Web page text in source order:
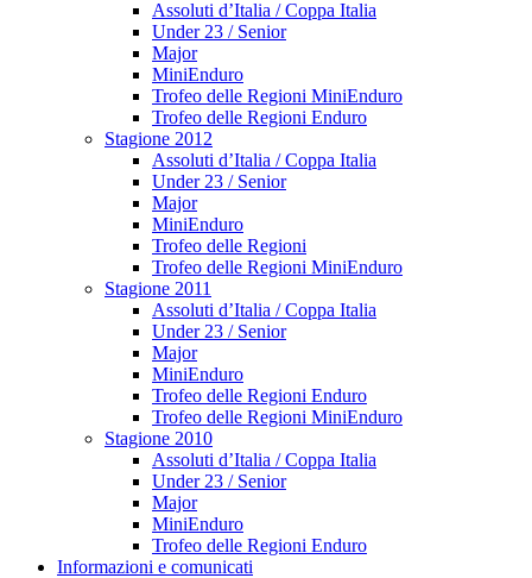
Assoluti d’Italia / Coppa Italia
Under 23 / Senior
Major
MiniEnduro
Trofeo delle Regioni MiniEnduro
Trofeo delle Regioni Enduro
Stagione 2012
Assoluti d’Italia / Coppa Italia
Under 23 / Senior
Major
MiniEnduro
Trofeo delle Regioni
Trofeo delle Regioni MiniEnduro
Stagione 2011
Assoluti d’Italia / Coppa Italia
Under 23 / Senior
Major
MiniEnduro
Trofeo delle Regioni Enduro
Trofeo delle Regioni MiniEnduro
Stagione 2010
Assoluti d’Italia / Coppa Italia
Under 23 / Senior
Major
MiniEnduro
Trofeo delle Regioni Enduro
Informazioni e comunicati